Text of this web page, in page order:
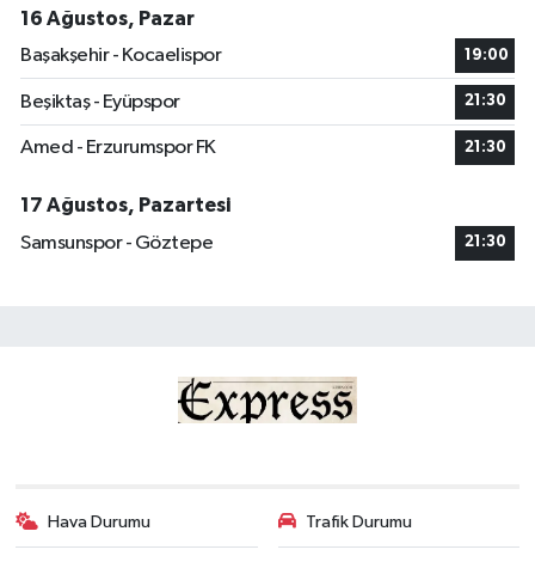
16 Ağustos, Pazar
Başakşehir - Kocaelispor
19:00
Beşiktaş - Eyüpspor 21:30
Amed - Erzurumspor FK 21:30
17 Ağustos, Pazartesi
Samsunspor - Göztepe
21:30
Hava Durumu Trafik Durumu